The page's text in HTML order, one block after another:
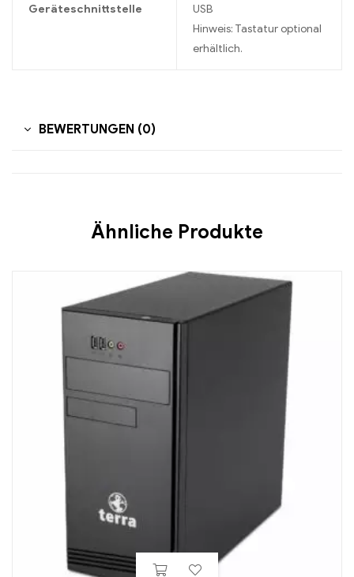
Geräteschnittstelle
USB
Hinweis: Tastatur optional
erhältlich.
BEWERTUNGEN (0)
Ähnliche Produkte